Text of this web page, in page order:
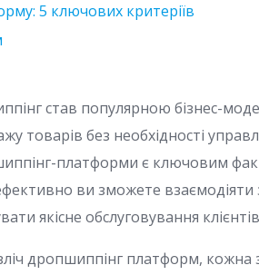
5 ключових критеріїв
став популярною бізнес-
товарів без необхідності
платформи є ключовим
ви зможете
якісне обслуговування
дропшиппінг платформ, кожна